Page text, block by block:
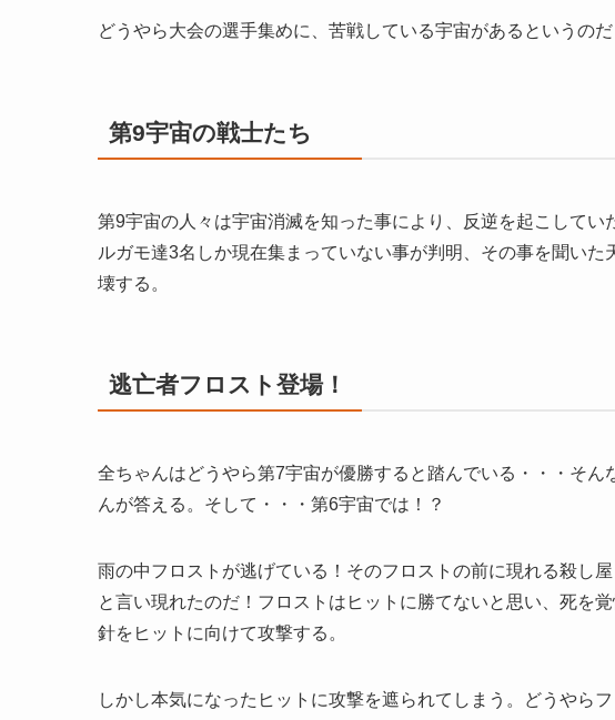
どうやら大会の選手集めに、苦戦している宇宙があるというのだ
第9宇宙の戦士たち
第9宇宙の人々は宇宙消滅を知った事により、反逆を起こして
ルガモ達3名しか現在集まっていない事が判明、その事を聞い
壊する。
逃亡者フロスト登場！
全ちゃんはどうやら第7宇宙が優勝すると踏んでいる・・・そ
んが答える。そして・・・第6宇宙では！？
雨の中フロストが逃げている！そのフロストの前に現れる殺し
と言い現れたのだ！フロストはヒットに勝てないと思い、死を
針をヒットに向けて攻撃する。
しかし本気になったヒットに攻撃を遮られてしまう。どうやら